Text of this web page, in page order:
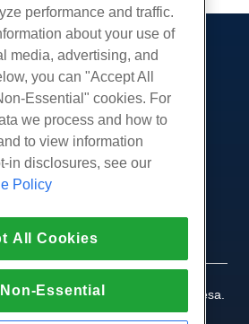
em branco
VPS
uma HostPapa Inc. empresa.
performance and traffic.
about your use of
media, advertising, and
you can "Accept All
Essential" cookies. For
we process and how to
to view information
in disclosures, see our
Policy
All Cookies
Essential